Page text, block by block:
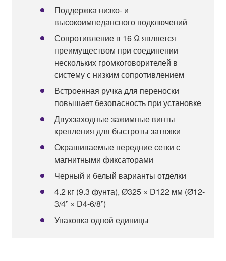
Поддержка низко- и
высокоимпедансного подключений
Сопротивление в 16 Ω является
преимуществом при соединении
нескольких громкоговорителей в
систему с низким сопротивлением
Встроенная ручка для переноски
повышает безопасность при установке
Двухзаходные зажимные винты
крепления для быстроты затяжки
Окрашиваемые передние сетки с
магнитными фиксаторами
Черный и белый варианты отделки
4.2 кг (9.3 фунта), Ø325 × D122 мм (Ø12-
3/4” × D4-6/8”)
Упаковка одной единицы